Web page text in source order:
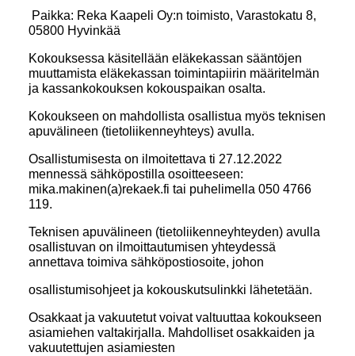
Paikka: Reka Kaapeli Oy:n toimisto, Varastokatu 8,
05800 Hyvinkää
Kokouksessa käsitellään eläkekassan sääntöjen
muuttamista eläkekassan toimintapiirin määritelmän
ja kassankokouksen kokouspaikan osalta.
Kokoukseen on mahdollista osallistua myös teknisen
apuvälineen (tietoliikenneyhteys) avulla.
Osallistumisesta on ilmoitettava ti 27.12.2022
mennessä sähköpostilla osoitteeseen:
mika.makinen(a)rekaek.fi tai puhelimella 050 4766
119.
Teknisen apuvälineen (tietoliikenneyhteyden) avulla
osallistuvan on ilmoittautumisen yhteydessä
annettava toimiva sähköpostiosoite, johon
osallistumisohjeet ja kokouskutsulinkki lähetetään.
Osakkaat ja vakuutetut voivat valtuuttaa kokoukseen
asiamiehen valtakirjalla. Mahdolliset osakkaiden ja
vakuutettujen asiamiesten